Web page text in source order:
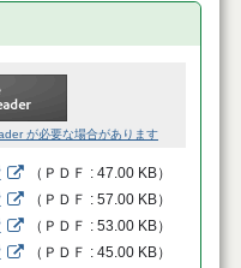
が必要な場合があります
（ ＰＤＦ 47.00 KB）
（ ＰＤＦ 57.00 KB）
（ ＰＤＦ 53.00 KB）
（ ＰＤＦ 45.00 KB）